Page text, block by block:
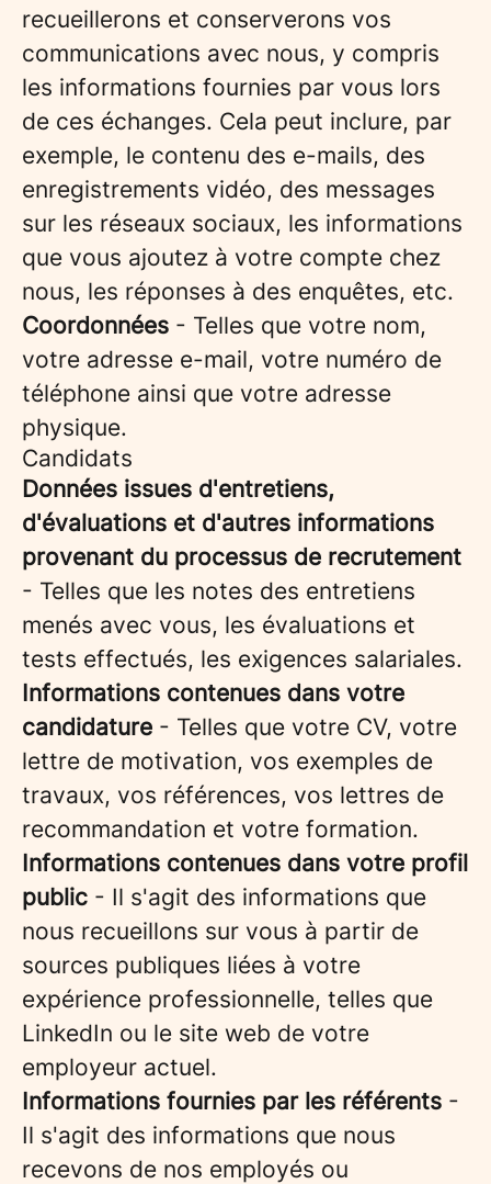
recueillerons et conserverons vos
communications avec nous, y compris
les informations fournies par vous lors
de ces échanges. Cela peut inclure, par
exemple, le contenu des e-mails, des
enregistrements vidéo, des messages
sur les réseaux sociaux, les informations
que vous ajoutez à votre compte chez
nous, les réponses à des enquêtes, etc.
Coordonnées - Telles que votre nom,
votre adresse e-mail, votre numéro de
téléphone ainsi que votre adresse
physique.
Candidats
Données issues d'entretiens,
d'évaluations et d'autres informations
provenant du processus de recrutement
- Telles que les notes des entretiens
menés avec vous, les évaluations et
tests effectués, les exigences salariales.
Informations contenues dans votre
candidature - Telles que votre CV, votre
lettre de motivation, vos exemples de
travaux, vos références, vos lettres de
recommandation et votre formation.
Informations contenues dans votre profil
public - Il s'agit des informations que
nous recueillons sur vous à partir de
sources publiques liées à votre
expérience professionnelle, telles que
LinkedIn ou le site web de votre
employeur actuel.
Informations fournies par les référents -
Il s'agit des informations que nous
recevons de nos employés ou